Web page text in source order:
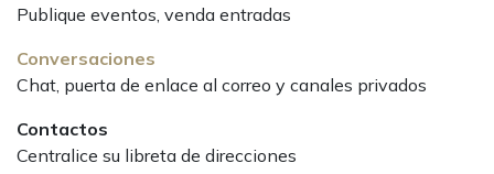
Publique eventos, venda entradas
Conversaciones
Chat, puerta de enlace al correo y canales privados
Contactos
Centralice su libreta de direcciones